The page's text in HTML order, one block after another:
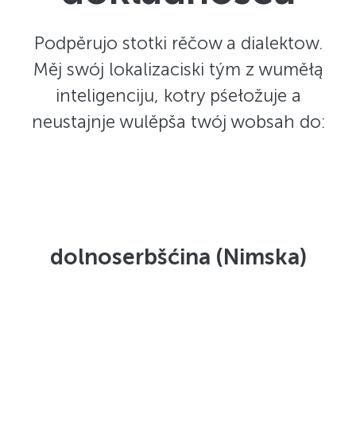
Podpěrujo stotki rěčow a dialektow.
Měj swój lokalizaciski tým z wuměłą
inteligenciju, kotry pśełožuje a
neustajnje wulěpša twój wobsah do:
dolnoserbšćina (Nimska)